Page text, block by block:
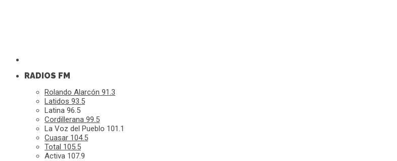
RADIOS FM
Rolando Alarcón 91.3
Latidos 93.5
Latina 96.5
Cordillerana 99.5
La Voz del Pueblo 101.1
Cuasar 104.5
Total 105.5
Activa 107.9